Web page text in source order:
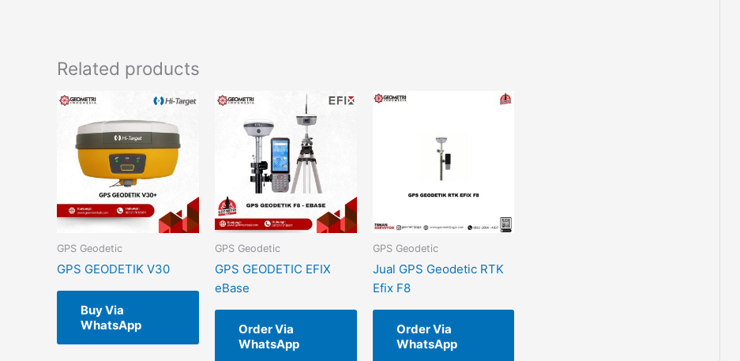
Related products
GPS Geodetic
GPS GEODETIK V30
Buy Via
WhatsApp
GPS Geodetic
GPS GEODETIC EFIX
eBase
Order Via
WhatsApp
GPS Geodetic
Jual GPS Geodetic RTK
Efix F8
Order Via
WhatsApp